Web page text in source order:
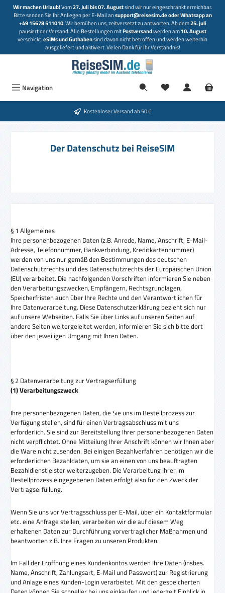
Zum Hauptinhalt springen
Wir machen Urlaub!Vom27. Juli bis 07. Augustsind wir nur eingeschränkt erreichbar.
Bitte senden Sie Ihr Anliegen per E-Mail ansupport@reisesim.de oder Whatsapp an
+49 15678 511010. Wir bemühen uns, zeitversetzt zu antworten. Ab dem25. juli
pausiert der Versand. Alle Bestellungen mitPostversandwerden am10. August
verschickt.eSIMs und Guthabensind davon nicht betroffen und werden weiterhin
ausgeliefert und aktiviert. Vielen Dank für Ihr Verständnis!
Navigation Du hast 0
Kostenloser Versand ab 50 €
Der Datenschutz bei ReiseSIM
§ 1 Allgemeines
Ihre personenbezogenen Daten (z.B. Anrede, Name, Anschrift, E-Mail-
Adresse, Telefonnummer, Bankverbindung, Kreditkartennummer)
werden von uns nur gemäß den Bestimmungen des deutschen
Datenschutzrechts und des Datenschutzrechts der Europäischen Union
(EU) verarbeitet. Die nachfolgenden Vorschriften informieren Sie neben
den Verarbeitungszwecken, Empfängern, Rechtsgrundlagen,
Speicherfristen auch über Ihre Rechte und den Verantwortlichen für
Ihre Datenverarbeitung. Diese Datenschutzerklärung bezieht sich nur
auf unsere Webseiten. Falls Sie über Links auf unseren Seiten auf
andere Seiten weitergeleitet werden, informieren Sie sich bitte dort
über den jeweiligen Umgang mit Ihren Daten.
§ 2 Datenverarbeitung zur Vertragserfüllung
(1) Verarbeitungszweck
Ihre personenbezogenen Daten, die Sie uns im Bestellprozess zur
Verfügung stellen, sind für einen Vertragsabschluss mit uns
erforderlich. Sie sind zur Bereitstellung Ihrer personenbezogenen Daten
nicht verpflichtet. Ohne Mitteilung Ihrer Anschrift können wir Ihnen aber
die Ware nicht zusenden. Bei einigen Bezahlverfahren benötigen wir die
erforderlichen Bezahldaten, um sie an einen von uns beauftragten
Bezahldienstleister weiterzugeben. Die Verarbeitung Ihrer im
Bestellprozess eingegebenen Daten erfolgt also für den Zweck der
Vertragserfüllung.
Wenn Sie uns vor Vertragsschluss per E-Mail, über ein Kontaktformular
etc. eine Anfrage stellen, verarbeiten wir die auf diesem Weg
erhaltenen Daten zur Durchführung vorvertraglicher Maßnahmen und
beantworten z.B. Ihre Fragen zu unseren Produkten.
Im Fall der Eröffnung eines Kundenkontos werden Ihre Daten (insbes.
Name, Anschrift, Zahlungsart, E-Mail und Passwort) zur Registrierung
und Anlage eines Kunden-Login verarbeitet. Mit den gespeicherten